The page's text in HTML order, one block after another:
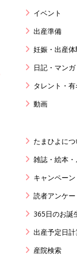
イベント
出産準備
妊娠・出産体
日記・マンガ
タレント・有
動画
たまひよにつ
雑誌・絵本
キャンペーン
読者アンケ
365日のお誕
出産予定日
産院検索